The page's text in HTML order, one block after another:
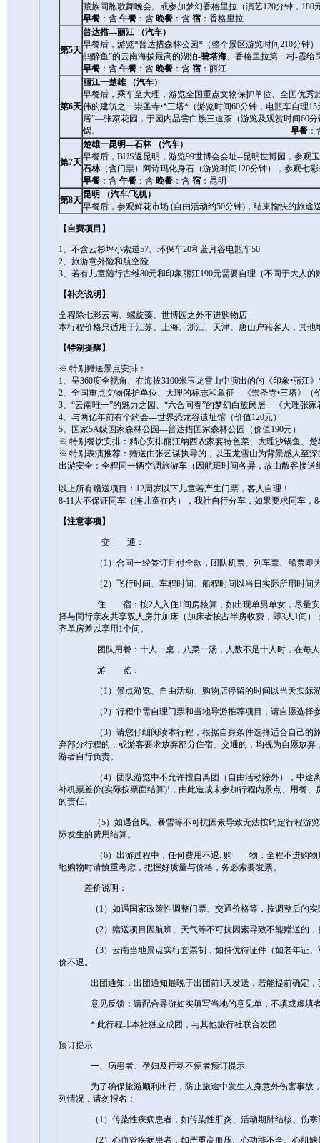
藏族同胞歌舞晚会。或参加梦幻香格里拉（演艺120分钟，180
早餐：含 午餐：含 晚餐：含 宿：香格里拉
第5天
普达措—丽江 （汽车）
早餐后，游览*普达措森林公园*（整个景区游览时间210分钟
鹃醉鱼”的云南海拔最高的湖泊-碧塔海、香格里拉第一村-霞给
早餐：含 午餐：含 晚餐：含 宿：丽江
第6天
丽江一楚雄 （汽车）
早餐后，乘车至大理，游览全国重点文物保护单位、全国优
伟的建筑之一崇圣寺•*三塔*（游览时间60分钟，电瓶车自理
居”—张家花园，于园内品尝白族三道茶（游览及观赏时间60
锅。 早餐：
第7天
楚雄一昆明—石林 （汽车）
早餐后，BUS返昆明，游览99世博会会址--昆明世博园，参
石林（含门票）阿诗玛化身石（游览时间120分钟），参观七
早餐：含 午餐：含 晚餐：含 宿：昆明
第8天
昆明 （汽车/飞机）
早餐后，参观鲜花市场 (自由活动约50分钟)，结束愉快的旅
【自费项目】
1、不含云杉坪小索道57、环保车20和蓝月谷电瓶车50
2、旅游意外险和航空险
3、若有儿童随行古维80元和印象丽江190元需要自理（不同于大人的
【补充说明】
全程除七彩云南、螺旋藻、世博园之外不进购物店
本行程价格只适用于江苏、上海、浙江、天津、唐山户籍客人，其他
【特别提醒】
※ 特别赠送景点安排：
1、呈360度全视角、在海拔3100米玉龙雪山中演出的的《印象•丽江
2、全国重点文物保护单位、大理的标志和象征—《崇圣寺•三塔》（
3、“云南唯一”的魅力之园、“六合同春”的梦幻白族民居—《大理张家
4、与两亿年前有个约会---世界恐龙谷遗址馆（价值120元）
5、国家5A级国家森林公园---普达措国家森林公园（价值190元）
※ 特别餐饮安排：精心安排丽江纳西农家宴特色菜、大理沙锅鱼、楚
※ 特别表演推荐：赠送由张艺谋执导的，以玉龙雪山为背景感人至
出游安全：全程同一辆空调旅游车（因航班时间各异，故由散客接
以上所有赠送项目：12周岁以下儿童若产生门票，客人自理！
8-11人不保证同车（连儿童在内），我社自行分车，如果要求同车，
【注意事项】
交 通：
（1）合同一经签订且付全款，团队机票、列车票、船票即为
（2）飞行时间、车程时间、船程时间以当日实际所用时间
住 宿：按2人入住1间房核算，如出现单男单女，尽量安排
择与同行亲友共享双人房并加床（加床者按占半房收费，即3人1间
齐单房差以享用1个间。
团队用餐：十人一桌，八菜一汤，人数不足十人时，在每人
游 览：
（1）景点游览、自由活动、购物店停留的时间以当天实际游
（2）行程中需自理门票和当地导游推荐项目，请自愿选择
（3）请您仔细阅读本行程，根据自身条件选择适合自己的旅
弃部分行程的，或游客要求放弃部分住宿、交通的，均视为自愿放
游者自行负责。
（4）团队游览中不允许擅自离团（自由活动除外），中途离
补机票差价(实际按票面结算)!，由此造成未参加行程内景点、用餐
的责任。
（5）如遇台风、暴雪等不可抗因素导致无法按约定行程游览
际发生的费用结算。
（6）出游过程中，任何费用不退. 购 物：全程不进购物店(
地购物时请慎重考虑，把握好质量与价格，务必索要发票。
差价说明：
（1）如遇国家政策性调整门票、交通价格等，按调整后的实
（2）赠送项目因航班、天气等不可抗因素导致不能赠送的，
（3）云南当地景点实行套票制，如持优待证件（如老年证、
价不退。
出团通知：出团通知最晚于出团前1天发送，若能提前确定，
意见反馈：请配合导游如实填写当地的意见单，不填或虚填者
* 此行程非本社独立成团，与其他旅行社联合发团
预订提示
一、病患者、孕妇及行动不便者预订提示
为了确保旅游顺利出行，防止旅途中发生人身意外伤害事故，
列情况，请勿报名：
（1）传染性疾病患者，如传染性肝炎、活动期肺结核、伤寒
（2）心血管疾病患者，如严重高血压、心功能不全、心肌缺